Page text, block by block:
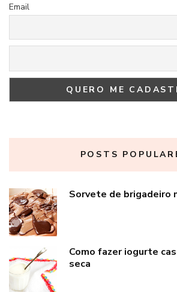
Email
POSTS
Sorvete de brigadeiro
Como fazer iogurte
seca